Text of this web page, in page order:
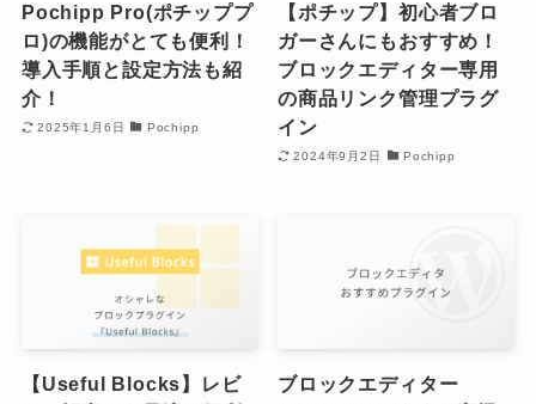
Pochipp Pro(ポチッププ
ロ)の機能がとても便利！
導入手順と設定方法も紹
介！
2025年1月6日 Pochipp
【ポチップ】初心者ブロ
ガーさんにもおすすめ！
ブロックエディター専用
の商品リンク管理プラグ
イン
2024年9月2日 Pochipp
【Useful Blocks】レビ
ブロックエディター